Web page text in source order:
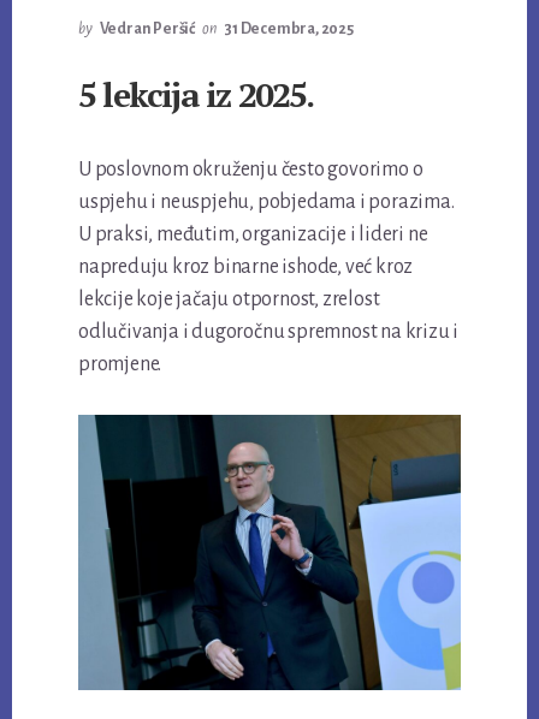
by Vedran Peršić on 31 Decembra, 2025
5 lekcija iz 2025.
U poslovnom okruženju često govorimo o
uspjehu i neuspjehu, pobjedama i porazima.
U praksi, međutim, organizacije i lideri ne
napreduju kroz binarne ishode, već kroz
lekcije koje jačaju otpornost, zrelost
odlučivanja i dugoročnu spremnost na krizu i
promjene.